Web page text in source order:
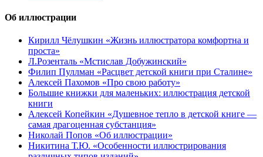
Об иллюстрации
Кирилл Чёлушкин «Жизнь иллюстратора комфортна и
проста»
Л.Розенталь «Мстислав Добужинский»
Филип Пуллман «Расцвет детской книги при Сталине»
Алексей Пахомов «Про свою работу»
Большие книжки для маленьких: иллюстрация детской
книги
Алексей Копейкин «Душевное тепло в детской книге —
самая драгоценная субстанция»
Николай Попов «Об иллюстрации»
Никитина Т.Ю. «Особенности иллюстрирования